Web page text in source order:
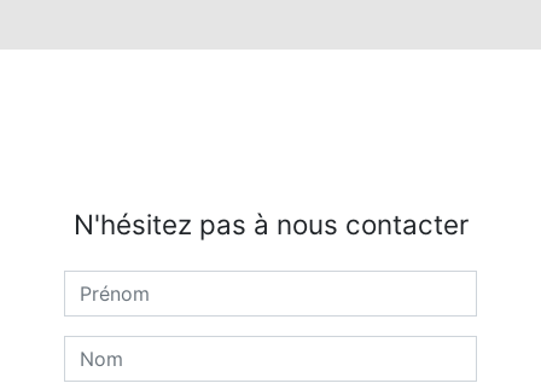
N'hésitez pas à nous contacter